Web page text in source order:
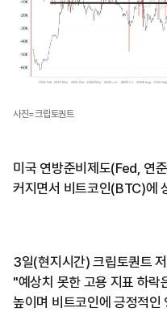
사진=크립토퀀트
미국 연방준비제도(Fed, 연
커지면서 비트코인(BTC)에
3일(현지시간) 크립토퀀트
"예상치 못한 고용 지표 하락
높이며 비트코인에 긍정적